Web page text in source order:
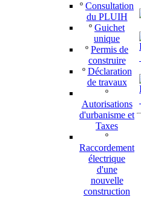
º Consultation
du PLUIH
º Guichet
unique
º Permis de
construire
º Déclaration
de travaux
º
Autorisations
d'urbanisme et
Taxes
º
Raccordement
électrique
d'une
nouvelle
construction